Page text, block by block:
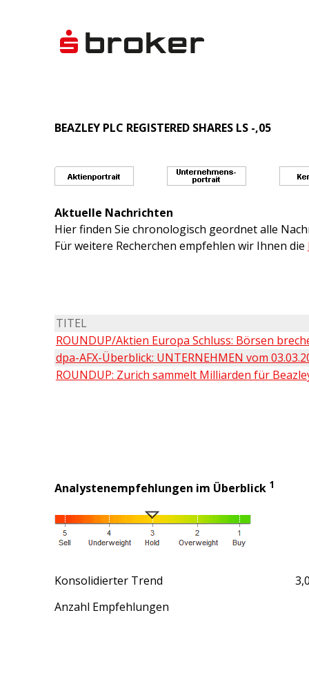
BEAZLEY PLC REGISTERED SHARES LS -,05
Aktuelle Nachrichten
Hier finden Sie chronologisch geordnet alle
Für weitere Recherchen empfehlen wir Ihnen die
TITEL
ROUNDUP/Aktien Europa Schluss: Börsen
dpa-AFX-Überblick: UNTERNEHMEN vom
ROUNDUP: Zurich sammelt Milliarden für
Analystenempfehlungen im Überblick 1
Konsolidierter Trend
Anzahl Empfehlungen